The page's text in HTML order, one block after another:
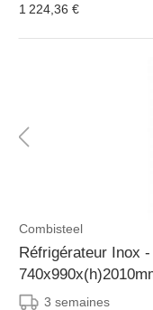
1 224,36 €
Combisteel
Réfrigérateur Inox -
3 semaines